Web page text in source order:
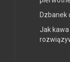
Dzbanek
Jak kawa